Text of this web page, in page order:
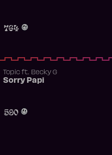
764
Topicft. Becky G
Sorry Papi
590